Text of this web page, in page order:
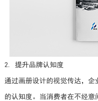
2. 提升品牌认知度
通过画册设计的视觉传达，
的认知度。当消费者在不经意